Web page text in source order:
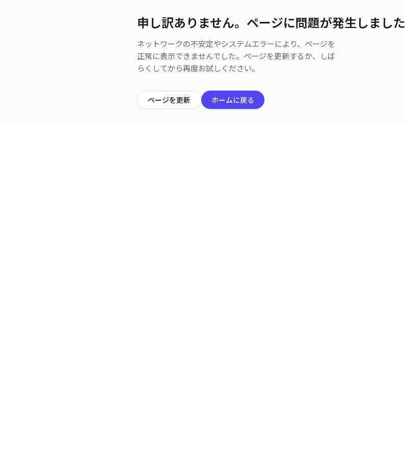
申し訳ありません。ページに問題が発生しました
ネットワークの不安定やシステムエラーにより、ページを
正常に表示できませんでした。ページを更新するか、しば
らくしてから再度お試しください。
ページを更新 ホームに戻る